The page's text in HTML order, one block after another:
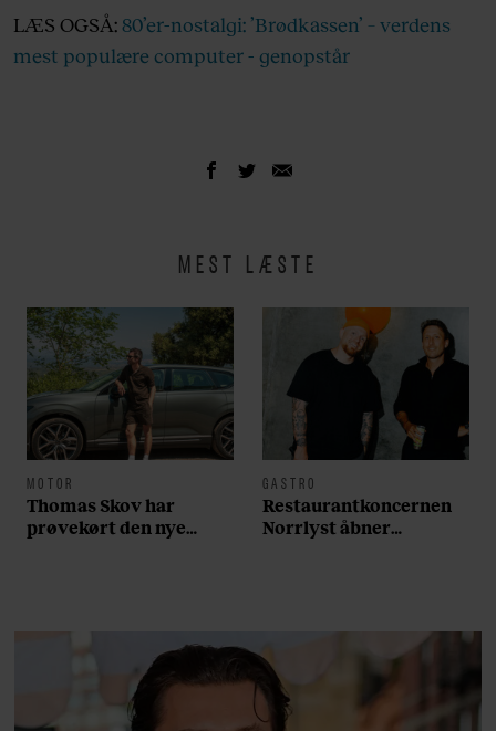
LÆS OGSÅ:80’er-nostalgi: ’Brødkassen’ – verdens
mest populære computer - genopstår
MEST LÆSTE
MOTOR
Thomas Skov har
prøvekørt den nye
GASTRO
Restaurantkoncernen
Norrlyst åbner